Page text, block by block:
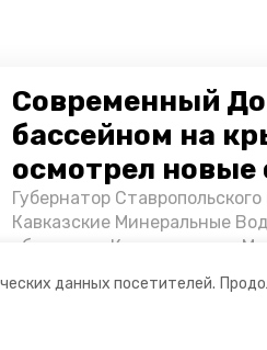
данных посетителей.
Современный
бассейном на
осмотрел
Губернатор
Кавказские Минеральные
объектов в Кисловодске и
материале «Победы26».